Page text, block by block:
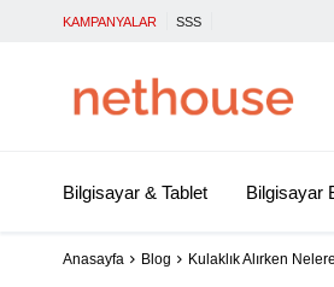
KAMPANYALAR SSS
Bilgisayar & Tablet Bilgisayar
Anasayfa Blog Kulaklık Alırken